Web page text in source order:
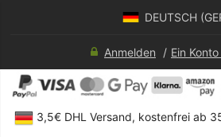
DEUTSCH
Anmelden Ein
3,5€ DHL Versand, kostenfrei ab